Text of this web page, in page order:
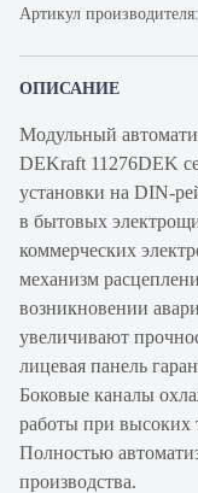
Артикул
ОПИСАНИЕ
Модульный
DEKraft 11276DEK
установки на DIN-
в бытовых
коммерческих
механизм
возникновении
увеличивают
лицевая панель
Боковые каналы
работы при высоких
Полностью
производства.